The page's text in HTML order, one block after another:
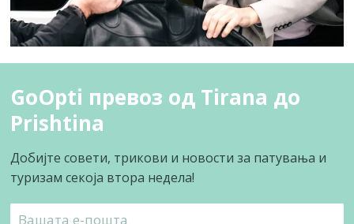
GoOpti превоз од Tirana до
Prishtina
Добијте совети, трикови и новости за патувања и
туризам секоја втора недела!